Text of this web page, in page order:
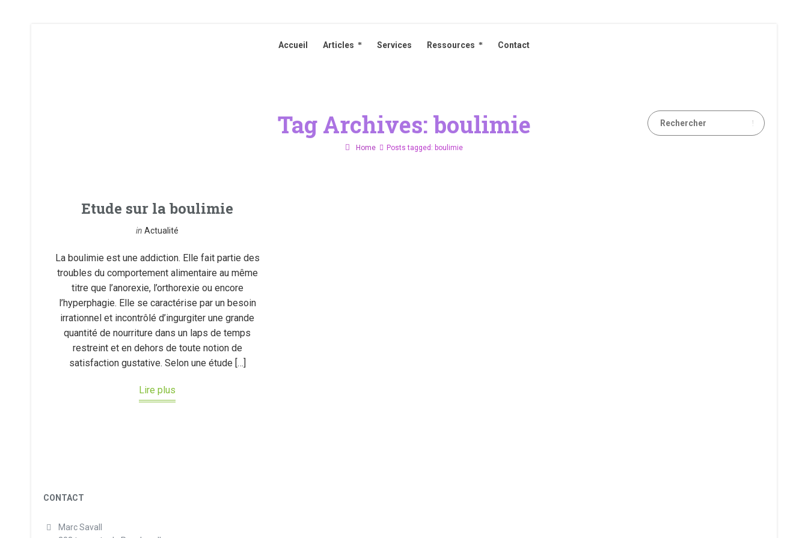
Accueil Articles Services Ressources Contact
Tag Archives: boulimie
Home Posts tagged: boulimie
Etude sur la boulimie
inActualité
La boulimie est une addiction. Elle fait partie des
troubles du comportement alimentaire au même
titre que l’anorexie, l’orthorexie ou encore
l’hyperphagie. Elle se caractérise par un besoin
irrationnel et incontrôlé d’ingurgiter une grande
quantité de nourriture dans un laps de temps
restreint et en dehors de toute notion de
satisfaction gustative. Selon une étude […]
Lire plus
CONTACT
Marc Savall